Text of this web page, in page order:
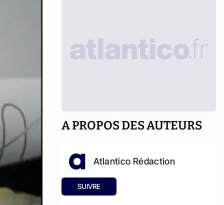
A PROPOS DES AUTEURS
Atlantico Rédaction
SUIVRE